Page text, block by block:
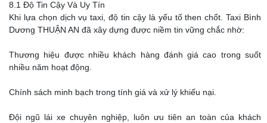
8.1 Độ Tin Cậy Và Uy Tín
Khi lựa chọn dịch vụ taxi, độ tin cậy là yếu tố then chốt. Taxi Bình
Dương THUẬN AN đã xây dựng được niềm tin vững chắc nhờ:
Thương hiệu được nhiều khách hàng đánh giá cao trong suốt
nhiều năm hoạt động.
Chính sách minh bạch trong tính giá và xử lý khiếu nại.
Đội ngũ lái xe chuyên nghiệp, luôn ưu tiên an toàn của khách